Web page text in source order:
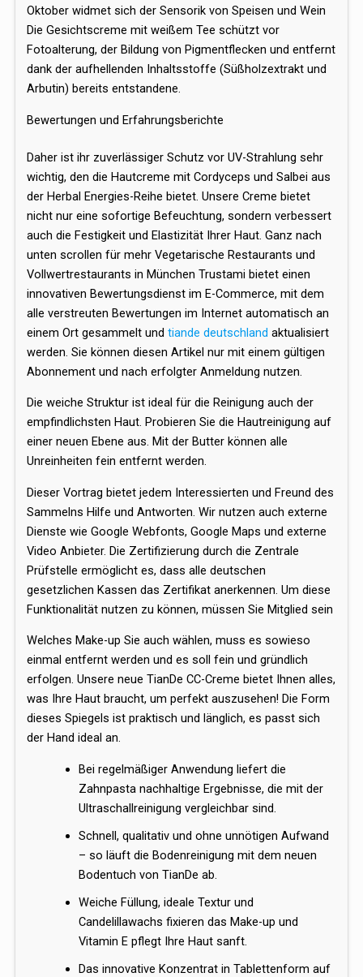
Oktober widmet sich der Sensorik von Speisen und Wein
Die Gesichtscreme mit weißem Tee schützt vor
Fotoalterung, der Bildung von Pigmentflecken und entfernt
dank der aufhellenden Inhaltsstoffe (Süßholzextrakt und
Arbutin) bereits entstandene.
Bewertungen und Erfahrungsberichte
Daher ist ihr zuverlässiger Schutz vor UV-Strahlung sehr
wichtig, den die Hautcreme mit Cordyceps und Salbei aus
der Herbal Energies-Reihe bietet. Unsere Creme bietet
nicht nur eine sofortige Befeuchtung, sondern verbessert
auch die Festigkeit und Elastizität Ihrer Haut. Ganz nach
unten scrollen für mehr Vegetarische Restaurants und
Vollwertrestaurants in München Trustami bietet einen
innovativen Bewertungsdienst im E-Commerce, mit dem
alle verstreuten Bewertungen im Internet automatisch an
einem Ort gesammelt undtiande deutschland aktualisiert
werden. Sie können diesen Artikel nur mit einem gültigen
Abonnement und nach erfolgter Anmeldung nutzen.
Die weiche Struktur ist ideal für die Reinigung auch der
empfindlichsten Haut. Probieren Sie die Hautreinigung auf
einer neuen Ebene aus. Mit der Butter können alle
Unreinheiten fein entfernt werden.
Dieser Vortrag bietet jedem Interessierten und Freund des
Sammelns Hilfe und Antworten. Wir nutzen auch externe
Dienste wie Google Webfonts, Google Maps und externe
Video Anbieter. Die Zertifizierung durch die Zentrale
Prüfstelle ermöglicht es, dass alle deutschen
gesetzlichen Kassen das Zertifikat anerkennen. Um diese
Funktionalität nutzen zu können, müssen Sie Mitglied sein
Welches Make-up Sie auch wählen, muss es sowieso
einmal entfernt werden und es soll fein und gründlich
erfolgen. Unsere neue TianDe CC-Creme bietet Ihnen alles,
was Ihre Haut braucht, um perfekt auszusehen! Die Form
dieses Spiegels ist praktisch und länglich, es passt sich
der Hand ideal an.
Bei regelmäßiger Anwendung liefert die
Zahnpasta nachhaltige Ergebnisse, die mit der
Ultraschallreinigung vergleichbar sind.
Schnell, qualitativ und ohne unnötigen Aufwand
– so läuft die Bodenreinigung mit dem neuen
Bodentuch von TianDe ab.
Weiche Füllung, ideale Textur und
Candelillawachs fixieren das Make-up und
Vitamin E pflegt Ihre Haut sanft.
Das innovative Konzentrat in Tablettenform auf